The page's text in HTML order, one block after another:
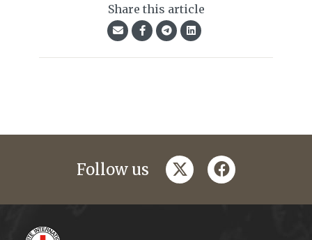
Share this article
Follow us twitterfacebook